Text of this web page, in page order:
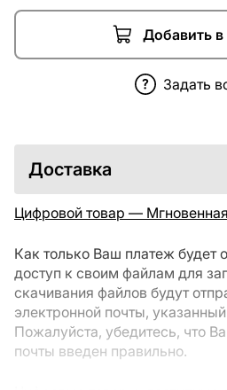
Добавить в
Задать
Доставка
Цифровой товар —
Как только Ваш платеж будет
доступ к своим файлам для
скачивания файлов будут
электронной почты,
Пожалуйста, убедитесь, что
почты введен правильно.